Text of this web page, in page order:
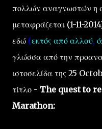
πολλών αναγνωστών η
μεταφράζεται (1-11-
εδώ (εκτός από αλλού,
γλώσσα από την
ιστοσελίδα της 25
τίτλο - The quest to
Marathon: